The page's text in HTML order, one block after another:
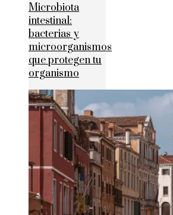
Microbiota
intestinal:
bacterias y
microorganismos
que protegen tu
organismo